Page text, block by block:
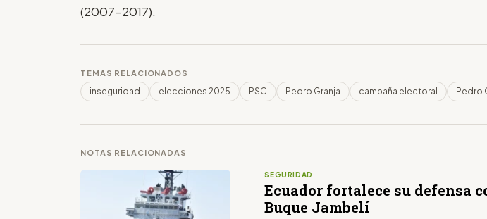
(2007-2017).
TEMAS RELACIONADOS
inseguridad elecciones 2025 PSC Pedro Granja campaña electoral Pedro
NOTAS RELACIONADAS
SEGURIDAD
Ecuador fortalece su defensa
Buque Jambelí